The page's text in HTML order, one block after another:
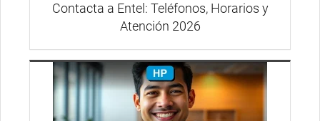
Contacta a Entel: Teléfonos, Horarios y
Atención 2026